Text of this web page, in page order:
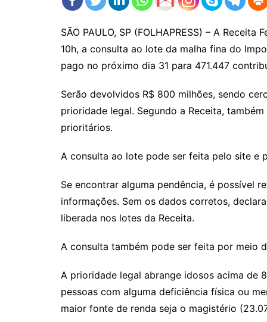
SÃO PAULO, SP (FOLHAPRESS) – A
10h, a consulta ao lote da malha fina do
pago no próximo dia 31 para 471.447
Serão devolvidos R$ 800 milhões, sendo
prioridade legal. Segundo a Receita,
prioritários.
A consulta ao lote pode ser feita pelo site e
Se encontrar alguma pendência, é possível
informações. Sem os dados corretos,
liberada nos lotes da Receita.
A consulta também pode ser feita por meio
A prioridade legal abrange idosos acima de
pessoas com alguma deficiência física ou
maior fonte de renda seja o magistério